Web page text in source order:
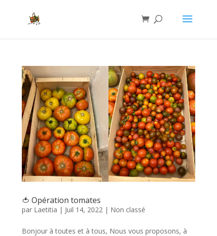
🍅 Opération tomates
par Laetitia | Juil 14, 2022| Non classé
Bonjour à toutes et à tous, Nous vous proposons, à